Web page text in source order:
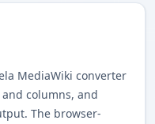
MediaWiki converter
columns, and
The browser-